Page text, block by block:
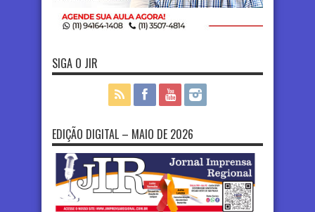
SIGA O JIR
EDIÇÃO DIGITAL – MAIO DE 2026